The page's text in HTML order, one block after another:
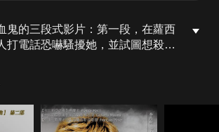
鬼的三段式影片：第一段，在蘿西
打電話恐嚇騷擾她，並試圖想殺了
人們試圖想摧毀吸血鬼，不料事情
。第三段，護士在女巫過世後，一
身上的戒指，女巫會回來報仇嗎？